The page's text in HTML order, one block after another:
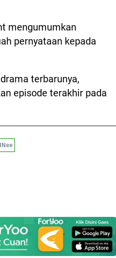
mengumumkan
pernyataan kepada
terbarunya,
episode terakhir pada